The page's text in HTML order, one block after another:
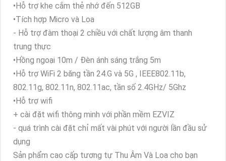
•Hỗ trợ khe cắm thẻ nhớ đến 512GB
•Tích hợp Micro và Loa
- Hỗ trợ đàm thoại 2 chiều với chất lượng âm thanh
trung thực
•Hồng ngoại 10m / Đèn ánh sáng trắng 5m
•Hỗ trợ WiFi 2 băng tần 24.G và 5G , IEEE802.11b,
802.11g, 802.11n, 802.11ac, tần số 2.4GHz/ 5Ghz
•Hỗ trợ wifi
+ cài đặt wifi thông minh với phần mềm EZVIZ
- quá trình cài đặt chỉ mất vài phút với người lần đầu sử
dụng
Sản phẩm cao cấp tương tự Thu Âm Và Loa cho bạn